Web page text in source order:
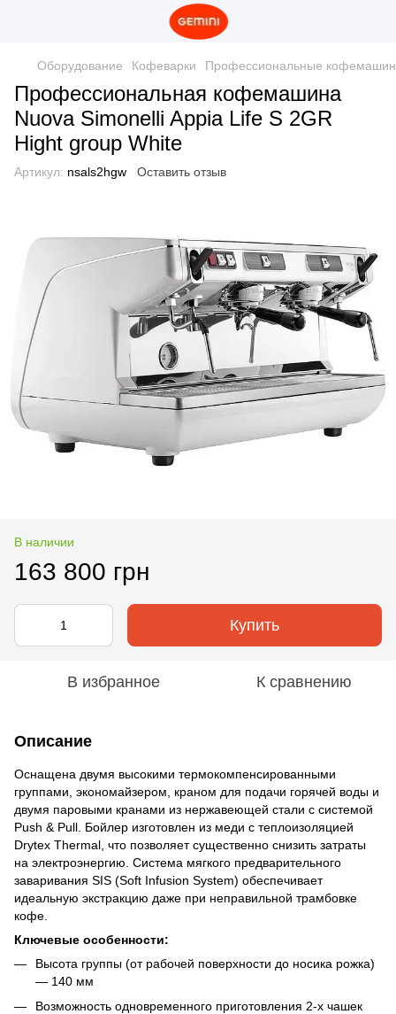
Оборудование Кофеварки Профессиональные
Профессиональная кофемашина
Nuova Simonelli Appia Life S 2GR
Hight group White
Артикул: nsals2hgw Оставить отзыв
В наличии
163 800 грн
Купить
В избранное К сравнению
Описание
Оснащена двумя высокими термокомпенсированными
группами, экономайзером, краном для подачи горячей воды и
двумя паровыми кранами из нержавеющей стали с системой
Push & Pull. Бойлер изготовлен из меди с теплоизоляцией
Drytex Thermal, что позволяет существенно снизить затраты
на электроэнергию. Система мягкого предварительного
заваривания SIS (Soft Infusion System) обеспечивает
идеальную экстракцию даже при неправильной трамбовке
кофе.
Ключевые особенности:
Высота группы (от рабочей поверхности до носика рожка)
— 140 мм
Возможность одновременного приготовления 2-х чашек